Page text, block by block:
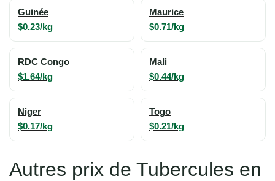
Guinée
$0.23/kg
Maurice
$0.71/kg
RDC Congo
$1.64/kg
Mali
$0.44/kg
Niger
$0.17/kg
Togo
$0.21/kg
Autres prix de Tubercules en